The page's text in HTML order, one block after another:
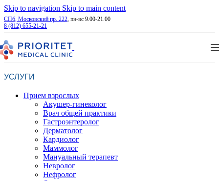
Skip to navigation Skip to main content
СПб, Московский пр. 222, пн-вс 9.00-21.00
8 (812) 655-21-21
УСЛУГИ
Прием взрослых
Акушер-гинеколог
Врач общей практики
Гастроэнтеролог
Дерматолог
Кардиолог
Маммолог
Мануальный терапевт
Невролог
Нефролог